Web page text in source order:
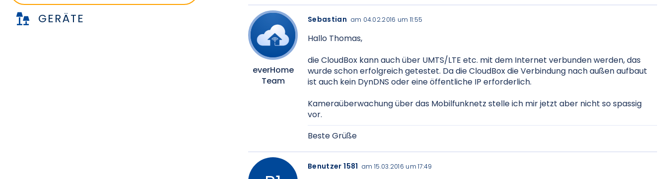
GERÄTE
everHome
Team
Sebastian am 04.02.2016 um 11:55
Hallo Thomas,
die CloudBox kann auch über UMTS/LTE etc. mit dem Internet verbunden werden, das
wurde schon erfolgreich getestet. Da die CloudBox die Verbindung nach außen aufbaut
ist auch kein DynDNS oder eine öffentliche IP erforderlich.
Kameraüberwachung über das Mobilfunknetz stelle ich mir jetzt aber nicht so spassig
vor.
Beste Grüße
Benutzer 1581 am 15.03.2016 um 17:49